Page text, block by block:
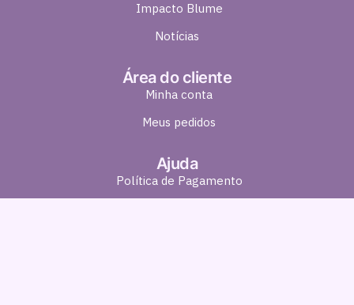
Impacto Blume
Notícias
Área do cliente
Minha conta
Meus pedidos
Ajuda
Política de Pagamento